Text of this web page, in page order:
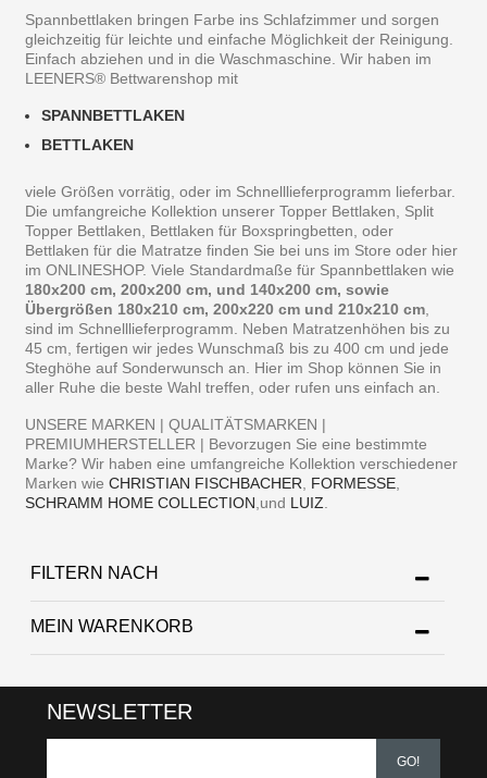
Spannbettlaken bringen Farbe ins Schlafzimmer und sorgen
gleichzeitig für leichte und einfache Möglichkeit der Reinigung.
Einfach abziehen und in die Waschmaschine. Wir haben im
LEENERS® Bettwarenshop mit
SPANNBETTLAKEN
BETTLAKEN
viele Größen vorrätig, oder im Schnelllieferprogramm lieferbar.
Die umfangreiche Kollektion unserer Topper Bettlaken, Split
Topper Bettlaken, Bettlaken für Boxspringbetten, oder
Bettlaken für die Matratze finden Sie bei uns im Store oder hier
im ONLINESHOP. Viele Standardmaße für Spannbettlaken wie
180x200 cm, 200x200 cm, und 140x200 cm, sowie
Übergrößen 180x210 cm, 200x220 cm und 210x210 cm
sind im Schnelllieferprogramm. Neben Matratzenhöhen bis zu
45 cm, fertigen wir jedes Wunschmaß bis zu 400 cm und jede
Steghöhe auf Sonderwunsch an. Hier im Shop können Sie in
aller Ruhe die beste Wahl treffen, oder rufen uns einfach an.
UNSERE MARKEN | QUALITÄTSMARKEN |
PREMIUMHERSTELLER | Bevorzugen Sie eine bestimmte
Marke? Wir haben eine umfangreiche Kollektion verschiedener
Marken wieCHRISTIAN FISCHBACHER FORMESSE
SCHRAMM HOME COLLECTION ,und LUIZ
FILTERN NACH
MEIN WARENKORB
NEWSLETTER
GO!